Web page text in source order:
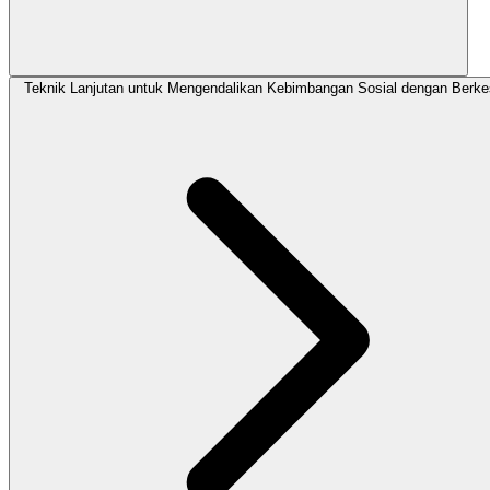
Teknik Lanjutan untuk Mengendalikan Kebimbangan Sosial dengan